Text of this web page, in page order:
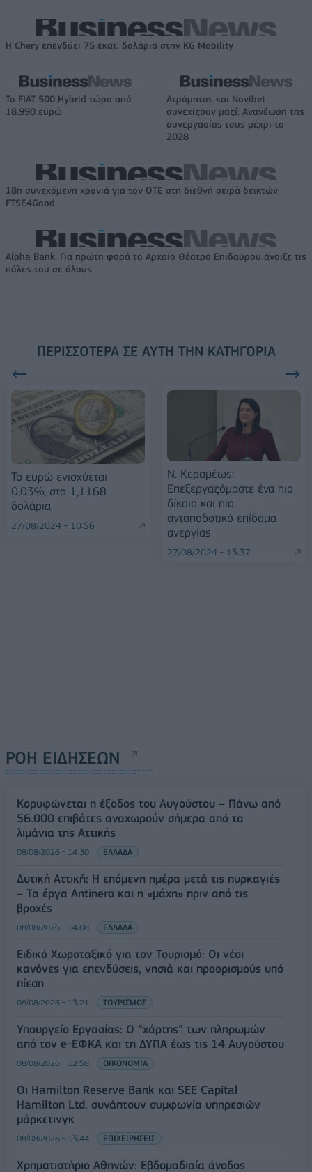
Η Chery επενδύει 75 εκατ. δολάρια στην KG Mobility
Το FIAT 500 Hybrid τώρα από
18.990 ευρώ
Ατρόμητος και Novibet
συνεχίζουν μαζί: Ανανέωση της
συνεργασίας τους μέχρι το
2028
18η συνεχόμενη χρονιά για τον ΟΤΕ στη διεθνή σειρά δεικτών
FTSE4Good
Alpha Bank: Για πρώτη φορά το Αρχαίο Θέατρο Επιδαύρου άνοιξε τις
πύλες του σε όλους
ΠΕΡΙΣΣΌΤΕΡΑ ΣΕ ΑΥΤΉ ΤΗΝ ΚΑΤΗΓΟΡΊΑ
Το ευρώ ενισχύεται
0,03%, στα 1,1168
δολάρια
27/08/2024 - 10:56
Ν. Κεραμέως:
Επεξεργαζόμαστε ένα πιο
δίκαιο και πιο
ανταποδοτικό επίδομα
ανεργίας
27/08/2024 - 13:37
ΡΟΗ ΕΙΔΗΣΕΩΝ
Κορυφώνεται η έξοδος του Αυγούστου – Πάνω από
56.000 επιβάτες αναχωρούν σήμερα από τα
λιμάνια της Αττικής
08/08/2026 - 14:30 ΕΛΛΑΔΑ
Δυτική Αττική: Η επόμενη ημέρα μετά τις πυρκαγιές
– Τα έργα Antinero και η «μάχη» πριν από τις
βροχές
08/08/2026 - 14:08 ΕΛΛΑΔΑ
Ειδικό Χωροταξικό για τον Τουρισμό: Οι νέοι
κανόνες για επενδύσεις, νησιά και προορισμούς υπό
πίεση
08/08/2026 - 13:21 ΤΟΥΡΙΣΜΟΣ
Υπουργείο Εργασίας: Ο “χάρτης” των πληρωμών
από τον e-ΕΦΚΑ και τη ΔΥΠΑ έως τις 14 Αυγούστου
08/08/2026 - 12:58 ΟΙΚΟΝΟΜΙΑ
Οι Hamilton Reserve Bank και SEE Capital
Hamilton Ltd. συνάπτουν συμφωνία υπηρεσιών
μάρκετινγκ
08/08/2026 - 13:44 ΕΠΙΧΕΙΡΗΣΕΙΣ
Χρηματιστήριο Αθηνών: Εβδομαδιαία άνοδος